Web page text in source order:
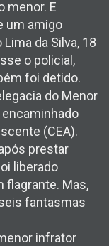
menor. E
um amigo
da Silva, 18
o policial,
foi detido.
do Menor
encaminhado
(CEA).
prestar
liberado
flagrante. Mas,
fantasmas
infrator